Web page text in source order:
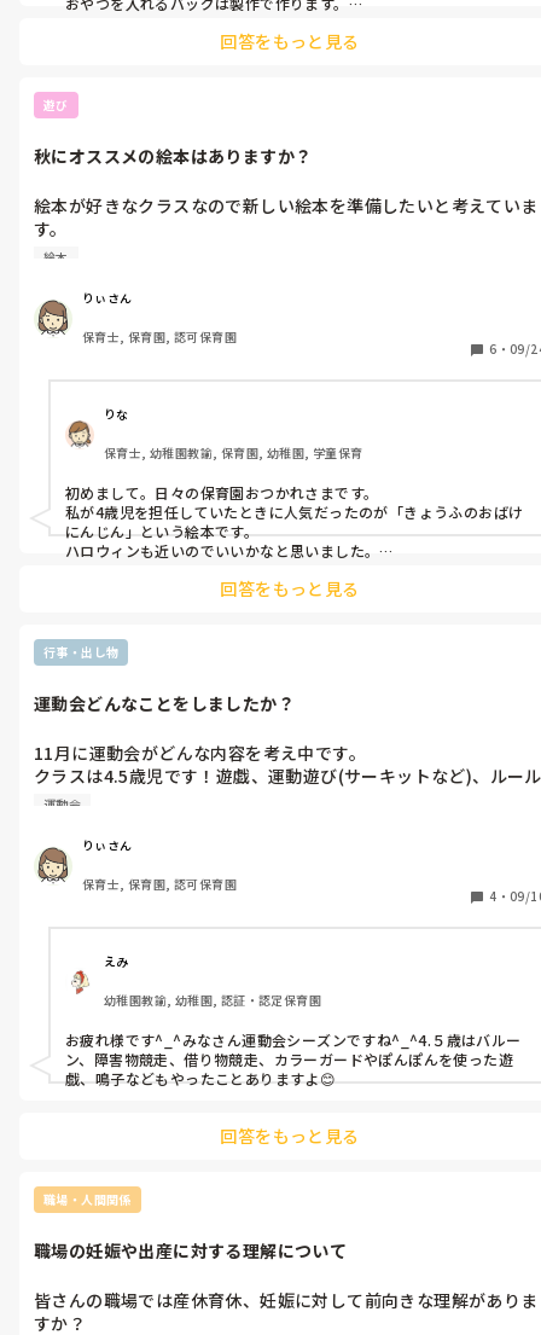
んでみたりはしていますよ。
が。去年は鬼滅の刃のキャラになっていました。だいぶ凝った仮装
でした（笑）
通るのが楽しかったと言っていました。
回答をもっと見る
遊び
秋にオススメの絵本はありますか？
絵本が好きなクラスなので新しい絵本を準備したいと考えていま
す。
秋の季節にオススメの絵本はありますか？
絵本
りぃさん
保育士, 保育園, 認可保育園
6 ・ 09/
りな
保育士, 幼稚園教諭, 保育園, 幼稚園, 学童保育
初めまして。日々の保育園おつかれさまです。
私が4歳児を担任していたときに人気だったのが「きょうふのおばけ
にんじん」という絵本です。
ハロウィンも近いのでいいかなと思いました。
回答をもっと見る
行事・出し物
運動会どんなことをしましたか？
11月に運動会がどんな内容を考え中です。
クラスは4.5歳児です！遊戯、運動遊び(サーキットなど)、ルール
のある遊びをしようと思っています。
運動会
りぃさん
保育士, 保育園, 認可保育園
4 ・ 09/
えみ
幼稚園教諭, 幼稚園, 認証・認定保育園
お疲れ様です^_^みなさん運動会シーズンですね^_^4.５歳はバルー
ン、障害物競走、借り物競走、カラーガードやぽんぽんを使った遊
戯、鳴子などもやったことありますよ😊
回答をもっと見る
職場・人間関係
職場の妊娠や出産に対する理解について
皆さんの職場では産休育休、妊娠に対して前向きな理解がありま
すか？